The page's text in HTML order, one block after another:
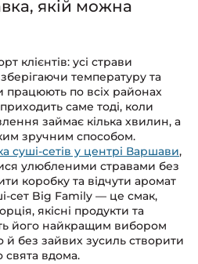
якій можна
клієнтів: усі страви
температуру та
працюють по всіх районах
саме тоді, коли
займає кілька хвилин, а
зручним способом.
суші-сетів у центрі Варшави,
улюбленими стравами без
коробку та відчути аромат
сет Big Family — це смак,
якісні продукти та
його найкращим вибором
й без зайвих зусиль створити
свята вдома.